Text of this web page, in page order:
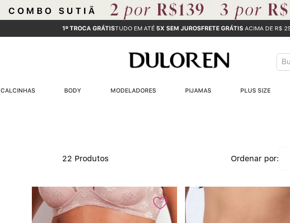
1ª TROCA GRÁTISTUDO EM ATÉ 5X SEM JUROSFRETE GRÁTIS ACIMA DE R$
CALCINHAS BODY MODELADORES PIJAMAS PLUS SIZE
22 Produtos